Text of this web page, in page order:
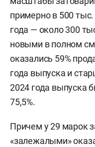
примерно в 500
года — около 300
новыми в полном
оказались 59%
года выпуска и
2024 года выпуска
75,5%.
Причем у 29 марок
«залежалыми»